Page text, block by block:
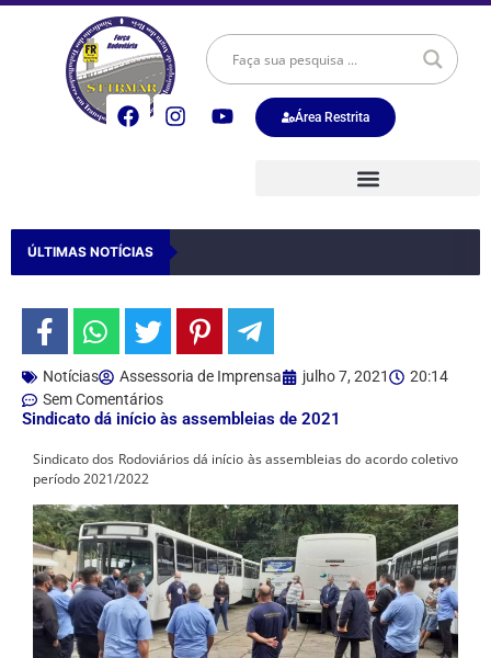
Área Restrita
ÚLTIMAS NOTÍCIAS
Notícias Assessoria de Imprensa julho 7, 2021
20:14
Sem Comentários
Sindicato dá início às assembleias de 2021
Sindicato dos Rodoviários dá início às assembleias do acordo coletivo
período 2021/2022